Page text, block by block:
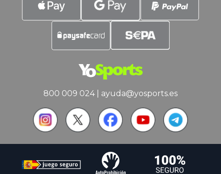
800 009 024| ayuda@yosports.es